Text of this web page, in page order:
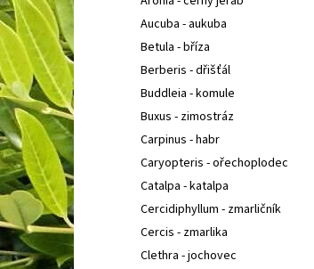
Aucuba - aukuba
Betula - bříza
Berberis - dřišťál
Buddleia - komule
Buxus - zimostráz
Carpinus - habr
Caryopteris - ořechoplodec
Catalpa - katalpa
Cercidiphyllum - zmarličník
Cercis - zmarlika
Clethra - jochovec